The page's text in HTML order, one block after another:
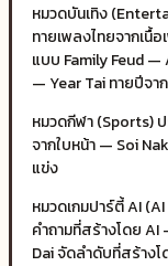
หมวดบันเทิง
ทายเพลงไทยจากเนื้
แบบ Family Feud —
— Year Tai ทายปีจ
หมวดกีฬา (Sports)
จากใบหน้า — Soi
แข่ง
หมวดเกมปาร์ตี้ AI
คำถามที่สร้างโดย
Dai จัดลำดับที่สร้างโ